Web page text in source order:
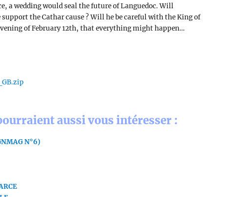
a wedding would seal the future of Languedoc. Will
the Cathar cause ? Will he be careful with the King of
of February 12th, that everything might happen…
aussi vous intéresser :
N°6)